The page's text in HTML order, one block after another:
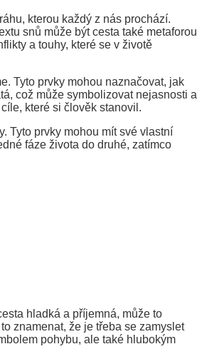
kterou každý z nás prochází.
snů může být cesta také metaforou
a touhy, které se v životě
Tyto prvky mohou naznačovat, jak
což může symbolizovat nejasnosti a
které si člověk stanovil.
Tyto prvky mohou mít své vlastní
fáze života do druhé, zatímco
hladká a příjemná, může to
znamenat, že je třeba se zamyslet
pohybu, ale také hlubokým